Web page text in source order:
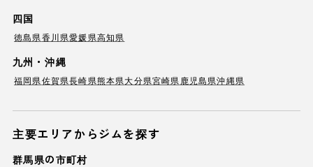
四国
徳島県香川県愛媛県高知県
九州・沖縄
福岡県佐賀県長崎県熊本県大分県宮崎県 鹿児島県沖縄県
主要エリアからジムを探す
群馬県の市町村